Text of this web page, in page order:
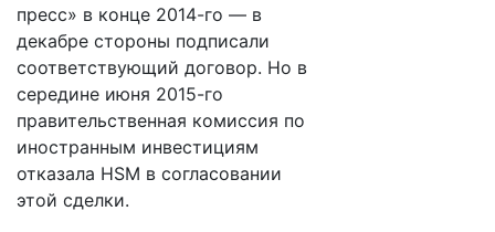
пресс» в конце 2014-го — в
декабре стороны подписали
соответствующий договор. Но в
середине июня 2015-го
правительственная комиссия по
иностранным инвестициям
отказала HSM в согласовании
этой сделки.